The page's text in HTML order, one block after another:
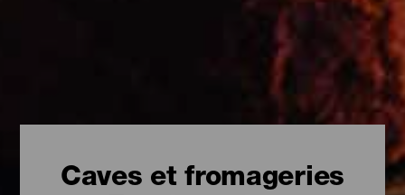
Caves et fromageries